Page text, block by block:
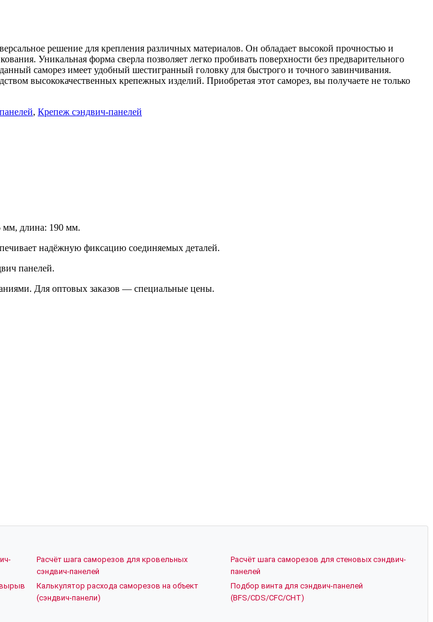
решение для крепления различных материалов. Он обладает высокой прочностью и
Уникальная форма сверла позволяет легко пробивать поверхности без предварительного
саморез имеет удобный шестигранный головку для быстрого и точного завинчивания.
высококачественных крепежных изделий. Приобретая этот саморез, вы получаете не только
, Крепеж сэндвич-панелей
длина: 190 мм.
надёжную фиксацию соединяемых деталей.
панелей.
Для оптовых заказов — специальные цены.
Расчёт шага саморезов для кровельных
сэндвич-панелей
Расчёт шага саморезов для стеновых сэндвич-
панелей
вырыв
Калькулятор расхода саморезов на объект
(сэндвич-панели)
Подбор винта для сэндвич-панелей
(BFS/CDS/CFC/CHT)